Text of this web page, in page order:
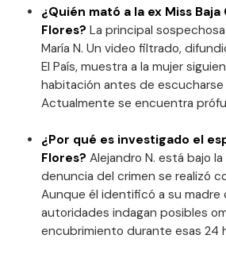
¿Quién mató a la ex Miss
Flores? La principal sospechosa
María N. Un video filtrado,
El País, muestra a la mujer
habitación antes de escucharse
Actualmente se encuentra
¿Por qué es investigado el
Flores? Alejandro N. está bajo
denuncia del crimen se realizó
Aunque él identificó a su madre
autoridades indagan posibles
encubrimiento durante esas 24